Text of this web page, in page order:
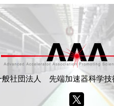
般社団法人 先端加速器科学技